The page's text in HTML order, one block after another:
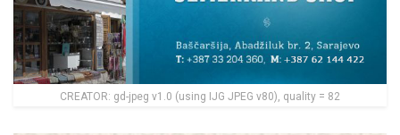
CREATOR: gd-jpeg v1.0 (using IJG JPEG v80), quality = 82